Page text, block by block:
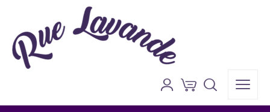
Yastık Seçerken Nelere Dikkat Edilmelidir?